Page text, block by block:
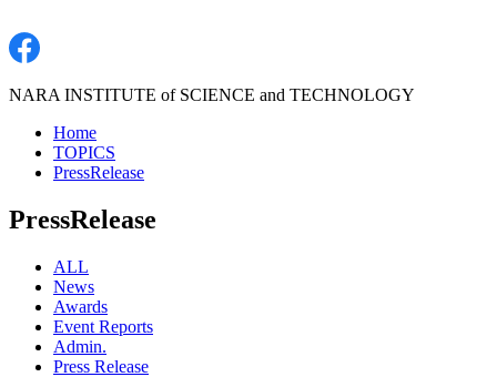
NARA INSTITUTE of SCIENCE and TECHNOLOGY
Home
TOPICS
PressRelease
PressRelease
ALL
News
Awards
Event Reports
Admin.
Press Release